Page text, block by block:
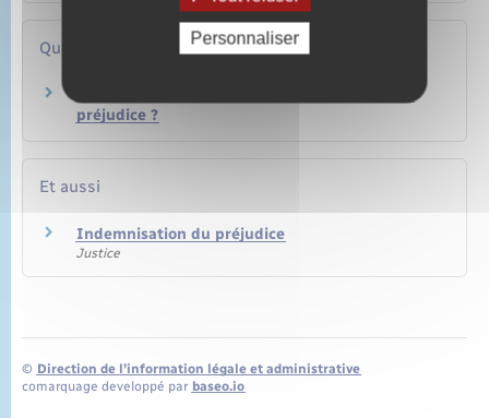
Questions ? Réponses !
préjudice ?
Et aussi
Indemnisation du préjudice
Justice
© Direction de l’information légale et administrative
comarquage developpé par baseo.io
Personnaliser